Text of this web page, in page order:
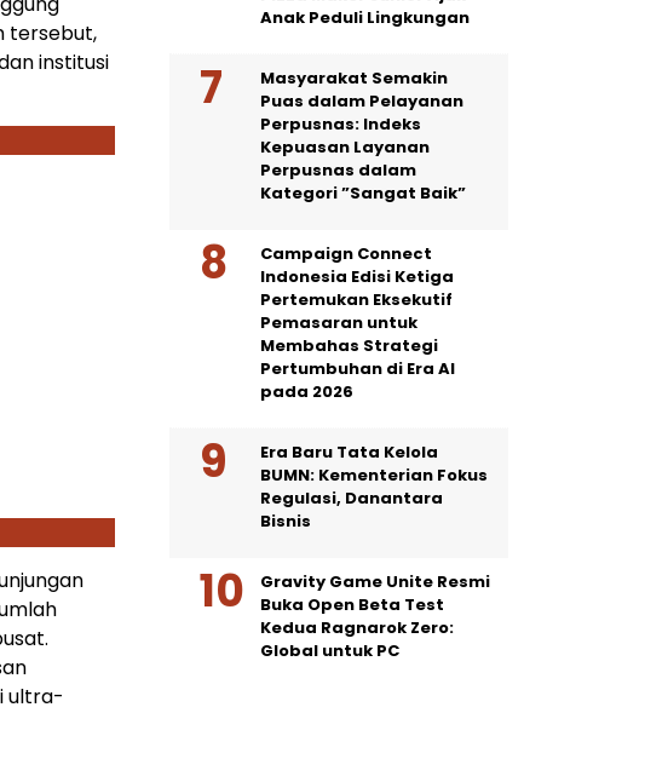
tersebut,
institusi
ultra-
Anak Peduli Lingkungan
Masyarakat Semakin
Puas dalam Pelayanan
Perpusnas: Indeks
Kepuasan Layanan
Perpusnas dalam
Kategori ”Sangat Baik”
Campaign Connect
Indonesia Edisi Ketiga
Pertemukan Eksekutif
Pemasaran untuk
Membahas Strategi
Pertumbuhan di Era AI
pada 2026
Era Baru Tata Kelola
BUMN: Kementerian Fokus
Regulasi, Danantara
Bisnis
Gravity Game Unite Resmi
Buka Open Beta Test
Kedua Ragnarok Zero:
Global untuk PC